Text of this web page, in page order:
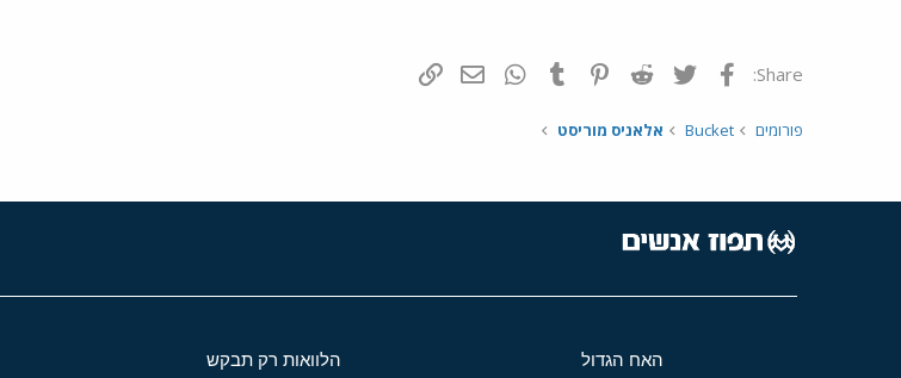
Share: פייסבוק Twitter
Reddit
Pinterest
Tumblr
WhatsAppדואר אלקטרוני
פורומים Bucket אלאניס מוריסט
האח הגדול הלוואות רק תבקש